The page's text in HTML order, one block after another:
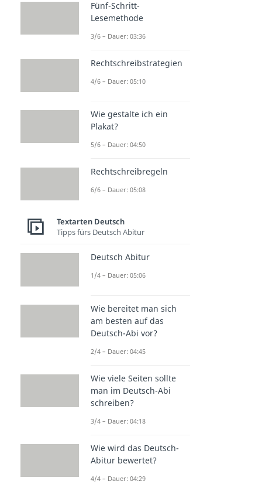
Fünf-Schritt-
Lesemethode
3/6 – Dauer: 03:36
Rechtschreibstrategien
4/6 – Dauer: 05:10
Wie gestalte ich ein
Plakat?
5/6 – Dauer: 04:50
Rechtschreibregeln
6/6 – Dauer: 05:08
Textarten Deutsch
Tipps fürs Deutsch Abitur
Deutsch Abitur
1/4 – Dauer: 05:06
Wie bereitet man sich
am besten auf das
Deutsch-Abi vor?
2/4 – Dauer: 04:45
Wie viele Seiten sollte
man im Deutsch-Abi
schreiben?
3/4 – Dauer: 04:18
Wie wird das Deutsch-
Abitur bewertet?
4/4 – Dauer: 04:29